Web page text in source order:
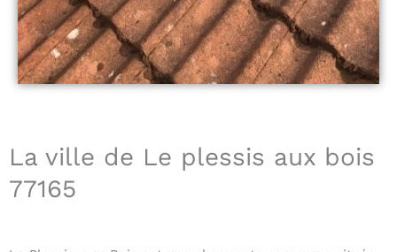
La ville de Le plessis aux bois
77165